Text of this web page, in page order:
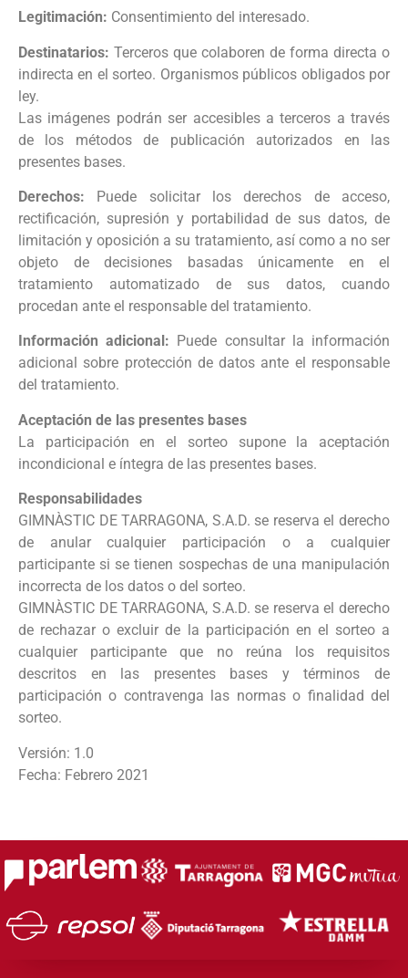
Legitimación: Consentimiento del interesado.
Destinatarios: Terceros que colaboren de forma directa o
indirecta en el sorteo. Organismos públicos obligados por
ley.
Las imágenes podrán ser accesibles a terceros a través
de los métodos de publicación autorizados en las
presentes bases.
Derechos: Puede solicitar los derechos de acceso,
rectificación, supresión y portabilidad de sus datos, de
limitación y oposición a su tratamiento, así como a no ser
objeto de decisiones basadas únicamente en el
tratamiento automatizado de sus datos, cuando
procedan ante el responsable del tratamiento.
Información adicional: Puede consultar la información
adicional sobre protección de datos ante el responsable
del tratamiento.
Aceptación de las presentes bases
La participación en el sorteo supone la aceptación
incondicional e íntegra de las presentes bases.
Responsabilidades
GIMNÀSTIC DE TARRAGONA, S.A.D. se reserva el derecho
de anular cualquier participación o a cualquier
participante si se tienen sospechas de una manipulación
incorrecta de los datos o del sorteo.
GIMNÀSTIC DE TARRAGONA, S.A.D. se reserva el derecho
de rechazar o excluir de la participación en el sorteo a
cualquier participante que no reúna los requisitos
descritos en las presentes bases y términos de
participación o contravenga las normas o finalidad del
sorteo.
Versión: 1.0
Fecha: Febrero 2021